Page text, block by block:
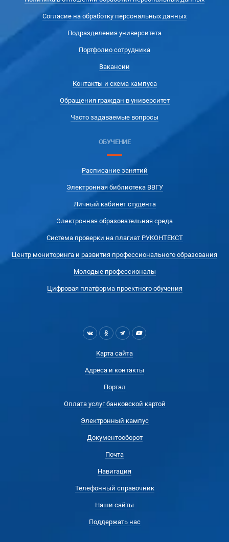
Согласие на обработку персональных данных
Подразделения университета
Портфолио сотрудника
Вакансии
Контакты и схема кампуса
Обращения граждан в университет
Часто задаваемые вопросы
ОБУЧЕНИЕ
Расписание занятий
Электронная библиотека ВВГУ
Личный кабинет студента
Электронная образовательная среда
Система проверки на плагиат РУКОНТЕКСТ
Центр мониторинга и развития профессионального образования
Молодые профессионалы
Цифровая платформа проектного обучения
Карта сайта
Адреса и контакты
Портал
Оплата услуг банковской картой
Электронный кампус
Документооборот
Почта
Навигация
Телефонный справочник
Наши сайты
Поддержать нас